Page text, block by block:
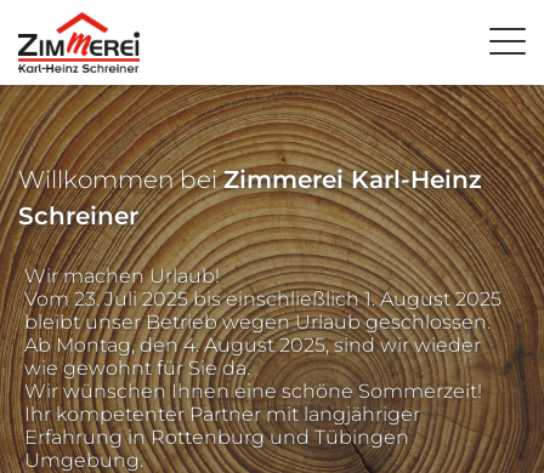
Willkommen beiZimmerei Karl-Heinz
Schreiner
Wir machen Urlaub!
Vom 23. Juli 2025 bis einschließlich 1. August 2025
bleibt unser Betrieb wegen Urlaub geschlossen.
Ab Montag, den 4. August 2025, sind wir wieder
wie gewohnt für Sie da.
Wir wünschen Ihnen eine schöne Sommerzeit!
Ihr kompetenter Partner mit langjähriger
Erfahrung in Rottenburg und Tübingen
Umgebung.